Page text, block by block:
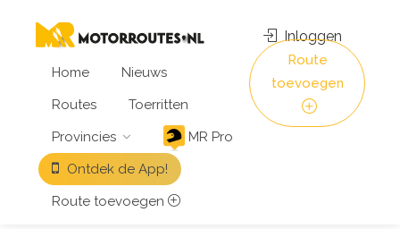
Home
Nieuws
Routes
Toerritten
Provincies
MR Pro
Ontdek de App!
Route toevoegen
Inloggen
Route
toevoegen